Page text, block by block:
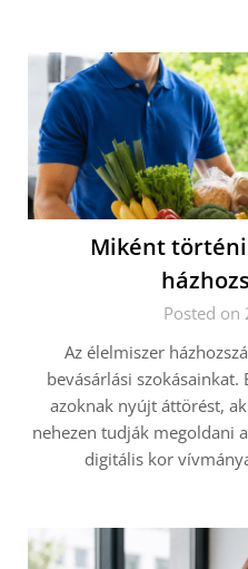
Miként
Posted on
Az élelmiszer
bevásárlási szokásainkat.
azoknak nyújt áttörést,
nehezen tudják megoldani
digitális kor